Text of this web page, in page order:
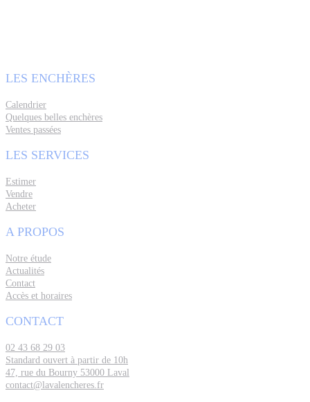
LES ENCHÈRES
Calendrier
Quelques belles enchères
Ventes passées
LES SERVICES
Estimer
Vendre
Acheter
A PROPOS
Notre étude
Actualités
Contact
Accès et horaires
CONTACT
02 43 68 29 03
Standard ouvert à partir de 10h
47, rue du Bourny 53000 Laval
contact@lavalencheres.fr